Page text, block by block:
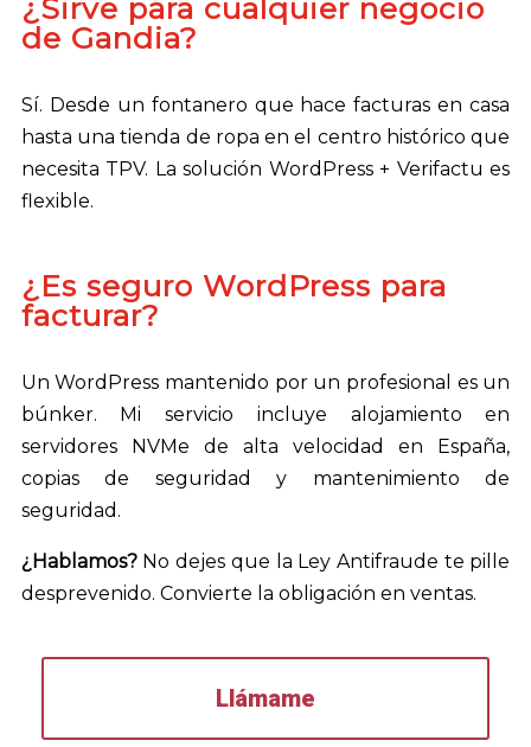
¿Sirve para cualquier negocio
de Gandia?
Sí. Desde un fontanero que hace facturas en casa
hasta una tienda de ropa en el centro histórico que
necesita TPV. La solución WordPress + Verifactu es
flexible.
¿Es seguro WordPress para
facturar?
Un WordPress mantenido por un profesional es un
búnker. Mi servicio incluye alojamiento en
servidores NVMe de alta velocidad en España,
copias de seguridad y mantenimiento de
seguridad.
¿Hablamos?No dejes que la Ley Antifraude te pille
desprevenido. Convierte la obligación en ventas.
Llámame